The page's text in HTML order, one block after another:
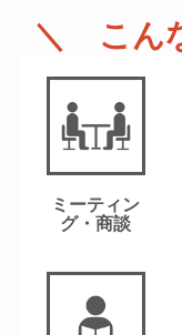
＼ こん
ミーティン
グ・商談